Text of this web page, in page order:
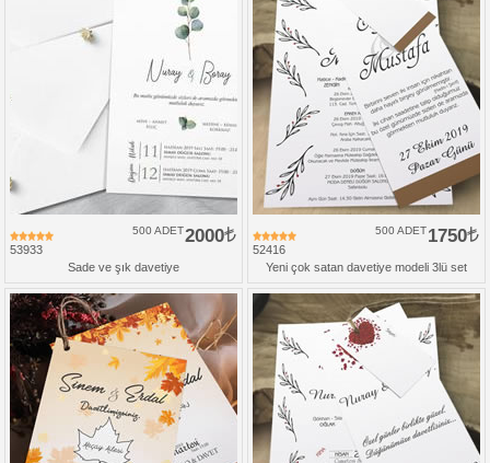
53933
2000
500 ADET
Sade ve şık davetiye
52416
1750
500 ADET
Yeni çok satan davetiye modeli 3lü set